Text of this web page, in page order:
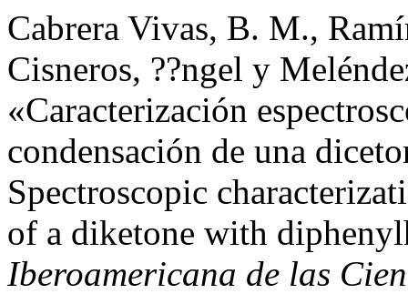
Cabrera Vivas, B. M.,
Cisneros, ??ngel y
«Caracterización
condensación de una
Spectroscopic
of a diketone with
Iberoamericana de las